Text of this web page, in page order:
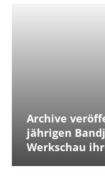
Archive
jährigen
Werkschau